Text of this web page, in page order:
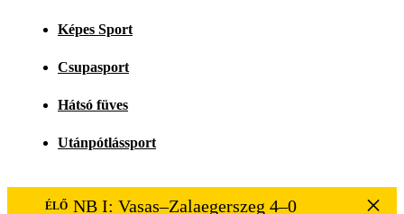
Képes Sport
Csupasport
Hátsó füves
Utánpótlássport
ÉLŐ NB I: Vasas–Zalaegerszeg 4–0